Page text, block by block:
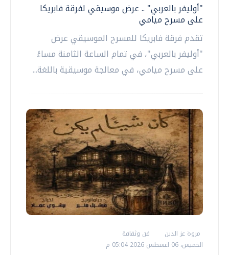
"أوليفر بالعربي" .. عرض موسيقي لفرقة فابريكا
على مسرح ميامي
تقدم فرقة فابريكا للمسرح الموسيقي عرض
"أوليفر بالعربي"، في تمام الساعة الثامنة مساءً
على مسرح ميامي، في معالجة موسيقية باللغة...
مروة عز الدين
فن وثقافة
الخميس، 06 اغسطس 2026 05:04 م